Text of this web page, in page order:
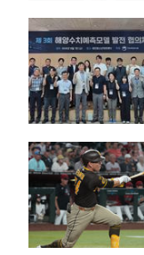
-6526초 전 >11시간
-5548초 전 >[속보]규
태 후임
-1906초 전 >[속보]국
46분 전 >[속보] 7월
-32207초 전 >[속보]
-28070초 전 >[속보]
실천"
-27155초 전 >이란, "
운드는 임시"
-18723초 전 >"낮 기
-18687초 전 >[속보]
선포
-18650초 전 > [단독]